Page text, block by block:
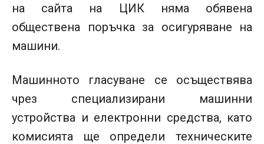
на сайта на ЦИК няма обявена
обществена поръчка за осигуряване на
машини.
Машинното гласуване се осъществява
чрез специализирани машинни
устройства и електронни средства, като
комисията ще определи техническите